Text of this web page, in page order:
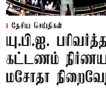
தேசிய செய்திகள்
யு.பி.ஐ.
கட்டணம்
மசோதா